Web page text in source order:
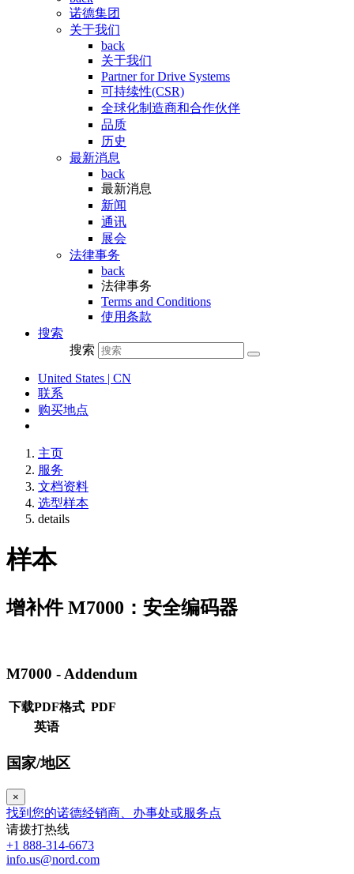
诺德集团
关于我们
back
关于我们
Partner for Drive Systems
可持续性(CSR)
全球化制造商和合作伙伴
品质
历史
最新消息
back
最新消息
新闻
通讯
展会
法律事务
back
法律事务
Terms and Conditions
使用条款
搜索
搜索
United States | CN
联系
购买地点
主页
服务
文档资料
选型样本
details
样本
增补件 M7000：安全编码器
M7000 - Addendum
下载PDF格式 PDF
英语
国家/地区
×
找到您的诺德经销商、办事处或服务点
请拨打热线
+1 888-314-6673
info.us@nord.com